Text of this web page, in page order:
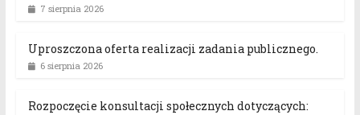
7 sierpnia 2026
Uproszczona oferta realizacji zadania publicznego.
6 sierpnia 2026
Rozpoczęcie konsultacji społecznych dotyczących: